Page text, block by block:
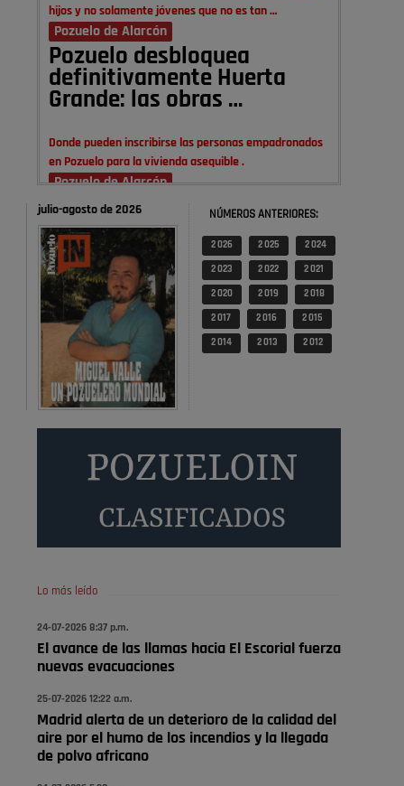
hijos y no solamente jóvenes que no es tan …
Pozuelo de Alarcón
Pozuelo desbloquea
definitivamente Huerta
Grande: las obras …
Donde pueden inscribirse las personas empadronados
en Pozuelo para la vivienda asequible .
Pozuelo de Alarcón
Pozuelo desbloquea
definitivamente Huerta
Grande: las obras …
También pienso que si no fuéramos tan sucios no haría
falta denunciar nada
Pozuelo de Alarcón
Quejas por el deterioro de
la limpieza …
Pozuelo de Alarcón
🔴 EXCLUSIVA | El comisario
de la …
😆Durán menos qué un caramelo en la puerta de un
Pozuelo de Alarcón
🔴 EXCLUSIVA | El comisario
de la …
Pozuelo de Alarcón
🔴 EXCLUSIVA | El comisario
de la …
julio-agosto de 2026 NÚMEROS ANTERIORES:
2 026 2 025 2 024
2 023 2 022 2 021
2 020 2 019 2 018
2 017 2 016 2 015
2 014 2 013 2 012
Lo más leído
24-07-2026 8:37 p.m.
El avance de las llamas hacia El Escorial fuerza
nuevas evacuaciones
25-07-2026 12:22 a.m.
Madrid alerta de un deterioro de la calidad del
aire por el humo de los incendios y la llegada
de polvo africano